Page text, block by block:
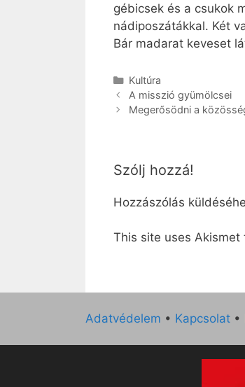
gébicsek és a csukok
nádiposzátákkal. Két
Bár madarat keveset
Kategória
Kultúra
A misszió gyümölcsei
Megerősödni a
Szólj hozzá!
Hozzászólás
This site uses Akismet
Adatvédelem • Kapcsolat •